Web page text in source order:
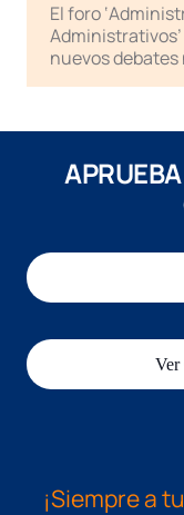
El foro
nuevos
Ver
¡Siempre a